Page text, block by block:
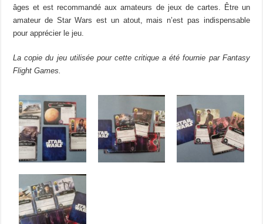
âges et est recommandé aux amateurs de jeux de cartes. Être un
amateur de Star Wars est un atout, mais n’est pas indispensable
pour apprécier le jeu.
La copie du jeu utilisée pour cette critique a été fournie par Fantasy
Flight Games.